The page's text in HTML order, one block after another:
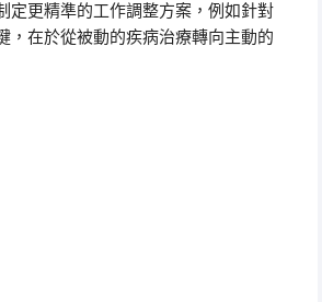
定更精準的工作調整方案，例如針對
，在於從被動的疾病治療轉向主動的